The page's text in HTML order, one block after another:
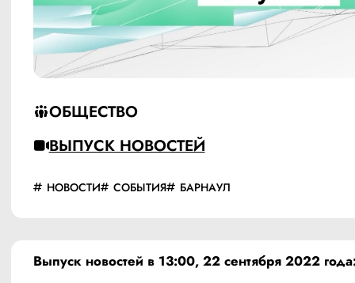
ОБЩЕСТВО
ВЫПУСК НОВОСТЕЙ
НОВОСТИ СОБЫТИЯ БАРНАУЛ
Выпуск новостей в 13:00, 22 сентября 2022